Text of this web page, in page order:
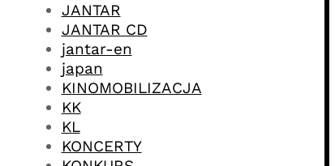
JANTAR
JANTAR CD
jantar-en
japan
KINOMOBILIZACJA
KK
KL
KONCERTY